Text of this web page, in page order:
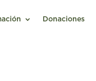
Donaciones